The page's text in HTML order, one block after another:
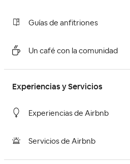
Guías de anfitriones
Un café con la comunidad
Experiencias y Servicios
Experiencias de Airbnb
Servicios de Airbnb
Antonio-Manuel14
anuncio